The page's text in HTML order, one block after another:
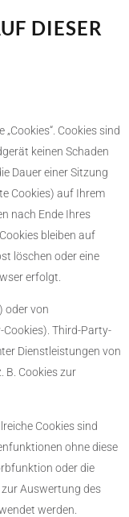
DIESER
Cookies sind
keinen Schaden
Dauer einer Sitzung
Cookies) auf Ihrem
nach Ende Ihres
bleiben auf
löschen oder eine
erfolgt.
oder von
Third-Party-
Dienstleistungen von
B. Cookies zur
Cookies sind
ohne diese
oder die
zur Auswertung des
werden.